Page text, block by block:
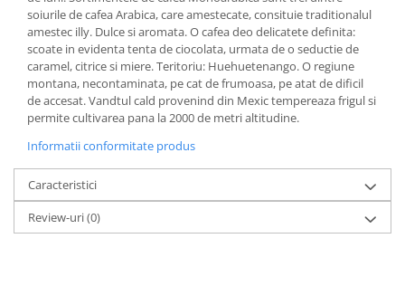
soiurile de cafea Arabica, care amestecate, consituie traditionalul
amestec illy. Dulce si aromata. O cafea deo delicatete definita:
scoate in evidenta tenta de ciocolata, urmata de o seductie de
caramel, citrice si miere. Teritoriu: Huehuetenango. O regiune
montana, necontaminata, pe cat de frumoasa, pe atat de dificil
de accesat. Vandtul cald provenind din Mexic tempereaza frigul si
permite cultivarea pana la 2000 de metri altitudine.
Informatii conformitate produs
Caracteristici
Review-uri(0)